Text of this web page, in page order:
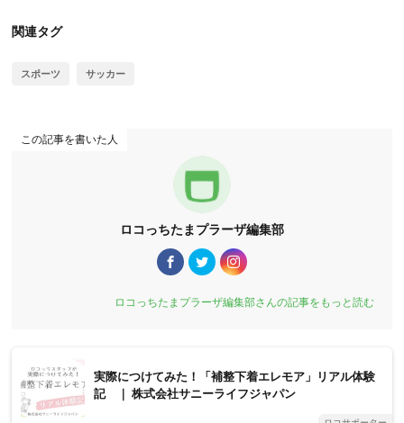
関連タグ
スポーツ サッカー
この記事を書いた人
ロコっちたまプラーザ編集部
ロコっちたまプラーザ編集部さんの記事をもっと読む
実際につけてみた！「補整下着エレモア」リアル体験
記 ｜ 株式会社サニーライフジャパン